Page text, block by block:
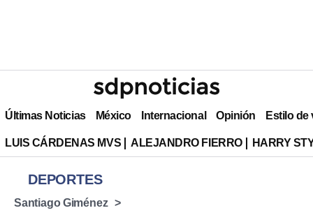
Últimas Noticias México Internacional Opinión Estilo de
LUIS CÁRDENAS MVS ALEJANDRO FIERRO HARRY
DEPORTES
Santiago Giménez